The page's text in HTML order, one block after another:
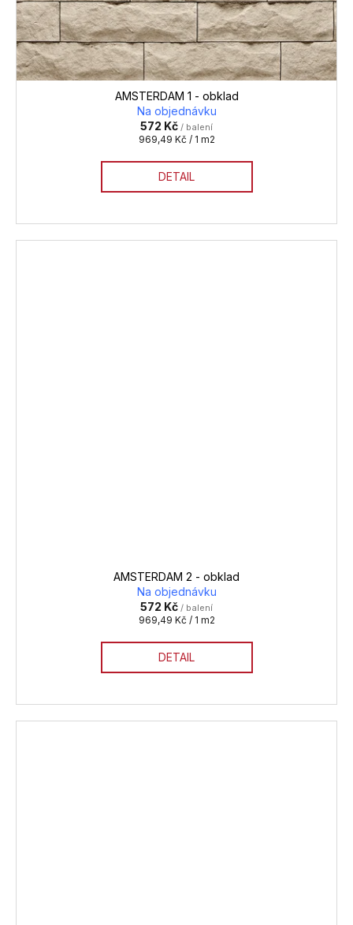
AMSTERDAM 1 - obklad
Na objednávku
572 Kč / balení
Měrná
969,49 Kč / 1 m2
DETAIL
AMSTERDAM 2 - obklad
Na objednávku
572 Kč / balení
Měrná
969,49 Kč / 1 m2
DETAIL